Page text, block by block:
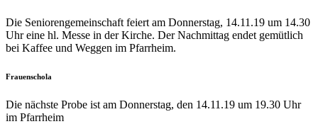
Die Seniorengemeinschaft feiert am Donnerstag, 14.11.19 um 14.30
Uhr eine hl. Messe in der Kirche. Der Nachmittag endet gemütlich
bei Kaffee und Weggen im Pfarrheim.
Frauenschola
Die nächste Probe ist am Donnerstag, den 14.11.19 um 19.30 Uhr
im Pfarrheim